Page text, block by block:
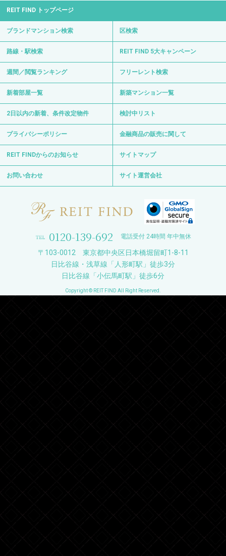
REIT FIND トップページ
ブランドマンション検索 区検索
路線・駅検索 REIT FIND 5大キャンペーン
週間／閲覧ランキング フリーレント検索
新着部屋一覧 新築マンション一覧
2日以内の新着、条件改定物件 検討中リスト
プライバシーポリシー 金融商品の販売に関して
REIT FINDからのお知らせ サイトマップ
お問い合わせ サイト運営会社
0120-139-692 電話受付 24時間 年中無休
〒103-0012 東京都中央区日本橋堀留町1-8-11
日比谷線・浅草線「人形町駅」徒歩3分
日比谷線「小伝馬町駅」徒歩6分
Copyright © REIT FIND All Right Reserved.